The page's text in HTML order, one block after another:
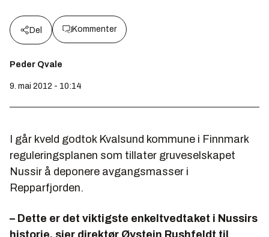
Del Kommenter
Peder Qvale
9. mai 2012 - 10:14
I går kveld godtok Kvalsund kommune i Finnmark
reguleringsplanen som tillater gruveselskapet
Nussir å deponere avgangsmasser i
Repparfjorden.
– Dette er det viktigste enkeltvedtaket i Nussirs
historie, sier direktør Øystein Rushfeldt til